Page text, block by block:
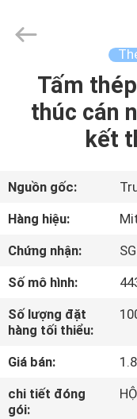
TRANG
CHỦ
SẢN
PHẨM
CHÚNG
TÔI
THAM
QUAN
STEEL
INDUSTRIAL
Tấm
thúc cán
kết
Nguồn gốc:
Hàng hiệu:
Chứng nhận:
Số mô hình:
Số lượng đặt
hàng tối thiểu:
Giá bán:
chi tiết đóng
gói: